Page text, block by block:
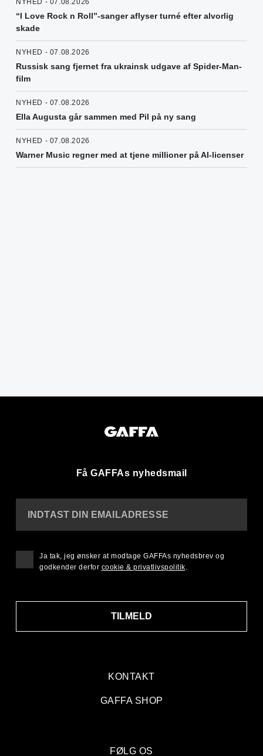
NYHED - 07.08.2026
“I Love Rock n Roll”-sanger aflyser turné efter alvorlig
skade
NYHED - 07.08.2026
Russisk sang fjernet fra ukrainsk udgave af Spider-Man-
film
NYHED - 07.08.2026
Ella Augusta går sammen med Pil på ny sang
NYHED - 07.08.2026
Warner Music regner med at tjene millioner på AI-licenser
Få GAFFAs nyhedsmail
KONTAKT
GAFFA SHOP
INDTAST DIN EMAILADRESSE
TILMELD
Ja tak, jeg ønsker at modtage GAFFAs nyhedsbrev og
godkender derfor cookie & privatlivspolitik.
FØLG OS